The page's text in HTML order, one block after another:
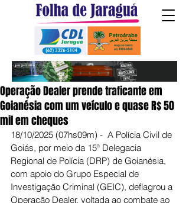
Operação Dealer prende traficante em
Goianésia com um veículo e quase R$ 50
mil em cheques
18/10/2025 (07hs09m) -  A Polícia Civil de
Goiás, por meio da 15ª Delegacia
Regional de Polícia (DRP) de Goianésia,
com apoio do Grupo Especial de
Investigação Criminal (GEIC), deflagrou a
Operação Dealer, voltada ao combate ao